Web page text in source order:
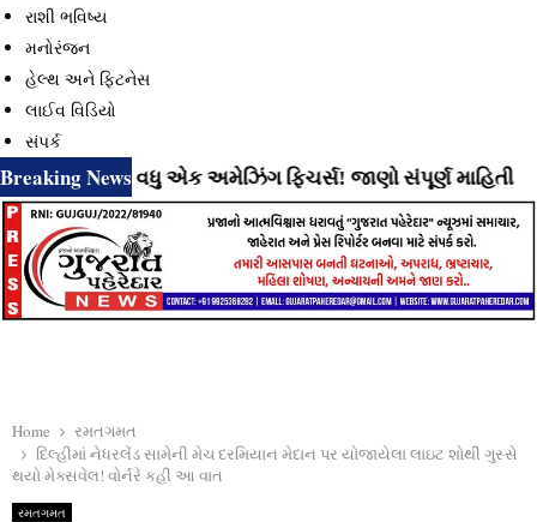
રાશી ભવિષ્ય
મનોરંજન
હેલ્થ અને ફિટનેસ
લાઈવ વિડિયો
સંપર્ક
Breaking News
છે વધુ એક અમેઝિંગ ફિચર્સ! જાણો સંપૂર્ણ માહિતી ⇝
Home
રમતગમત
દિલ્હીમાં નેધરલેંડ સામેની મેચ દરમિયાન મેદાન પર યોજાયેલા લાઇટ શોથી ગુસ્સે
થયો મેક્સવેલ! વોર્નરે કહી આ વાત
રમતગમત